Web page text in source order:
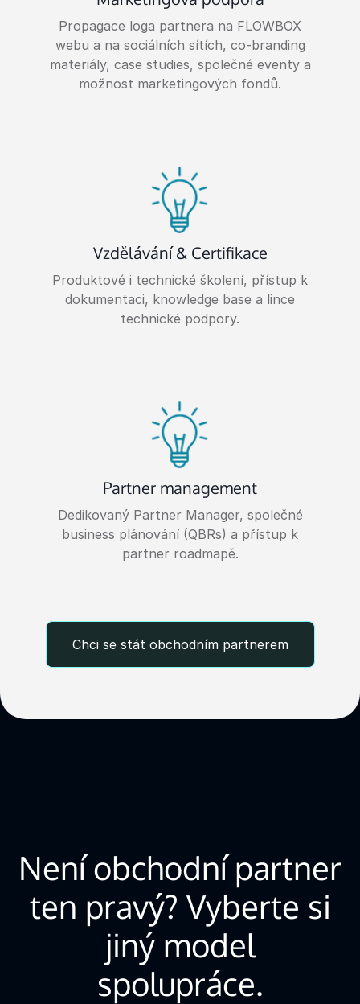
Propagace loga partnera na FLOWBOX
webu a na sociálních sítích, co-branding
materiály, case studies, společné eventy a
možnost marketingových fondů.
Vzdělávání & Certifikace
Produktové i technické školení, přístup k
dokumentaci, knowledge base a lince
technické podpory.
Partner management
Dedikovaný Partner Manager, společné
business plánování (QBRs) a přístup k
partner roadmapě.
Chci se stát obchodním partnerem
Není obchodní partner
ten pravý? Vyberte si
jiný model
spolupráce.